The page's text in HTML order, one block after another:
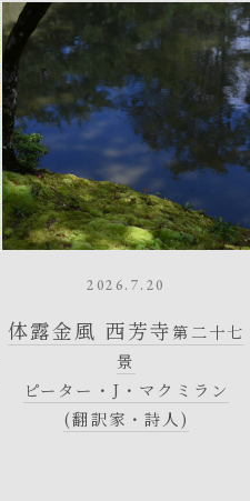
2026.7.20
体露金風 西芳寺第二十七
景
ピーター・J・マクミラン
(翻訳家・詩人)